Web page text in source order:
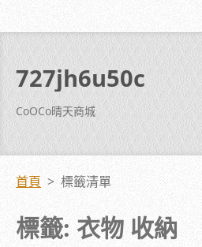
727jh6u50c
CoOCo晴天商城
首頁 > 標籤清單
標籤: 衣物 收納